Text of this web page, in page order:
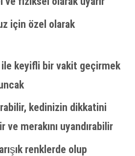
için özel olarak
keyifli bir vakit geçirmek
kedinizin dikkatini
ve merakını uyandırabilir
renklerde olup